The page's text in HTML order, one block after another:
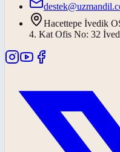
Hacettepe İvedik
4. Kat Ofis No: 32